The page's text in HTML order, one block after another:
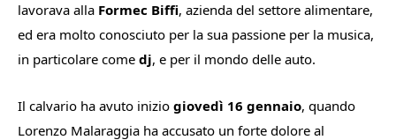
lavorava alla Formec Biffi, azienda del settore alimentare,
ed era molto conosciuto per la sua passione per la musica,
in particolare come dj, e per il mondo delle auto.
Il calvario ha avuto inizio giovedì 16 gennaio, quando
Lorenzo Malaraggia ha accusato un forte dolore al